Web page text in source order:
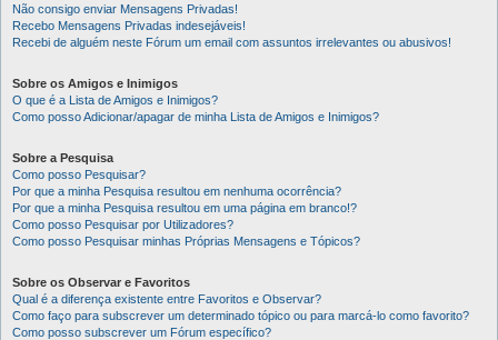
Não consigo enviar Mensagens Privadas!
Recebo Mensagens Privadas indesejáveis!
Recebi de alguém neste Fórum um email com assuntos irrelevantes ou abusivos!
Sobre os Amigos e Inimigos
O que é a Lista de Amigos e Inimigos?
Como posso Adicionar/apagar de minha Lista de Amigos e Inimigos?
Sobre a Pesquisa
Como posso Pesquisar?
Por que a minha Pesquisa resultou em nenhuma ocorrência?
Por que a minha Pesquisa resultou em uma página em branco!?
Como posso Pesquisar por Utilizadores?
Como posso Pesquisar minhas Próprias Mensagens e Tópicos?
Sobre os Observar e Favoritos
Qual é a diferença existente entre Favoritos e Observar?
Como faço para subscrever um determinado tópico ou para marcá-lo como favorito?
Como posso subscrever um Fórum específico?